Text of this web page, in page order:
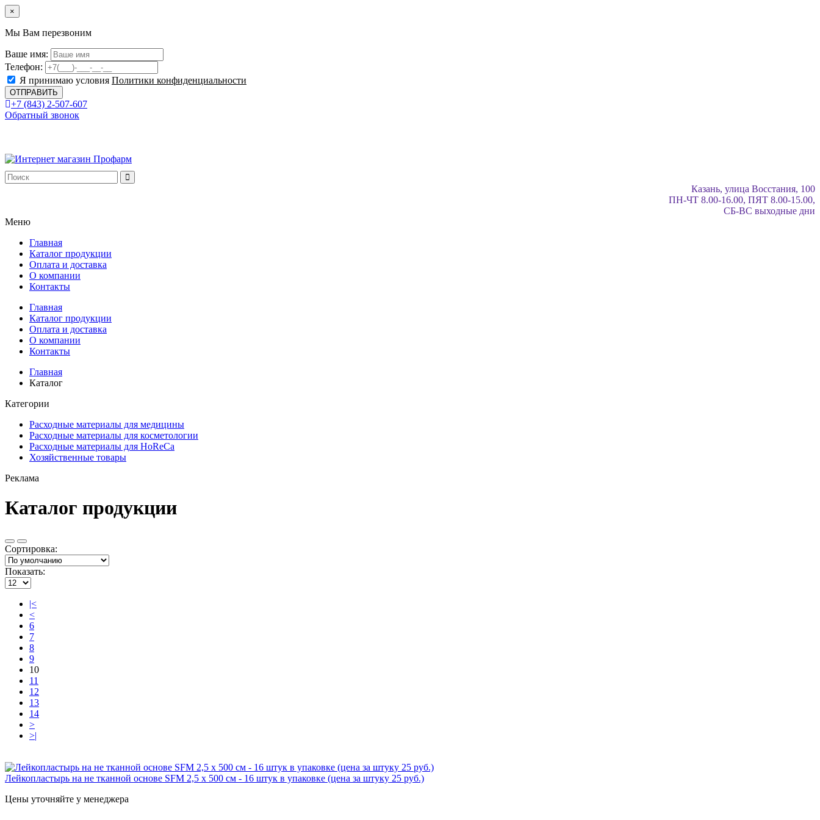
×
Мы Вам перезвоним
Ваше имя:
Телефон:
Я принимаю условия Политики конфиденциальности
+7 (843) 2-507-607
Обратный звонок
Казань, улица Восстания, 100
ПН-ЧТ 8.00-16.00, ПЯТ 8.00-15.00,
СБ-ВС выходные дни
Меню
Главная
Каталог продукции
Оплата и доставка
О компании
Контакты
Главная
Каталог продукции
Оплата и доставка
О компании
Контакты
Главная
Каталог
Категории
Расходные материалы для медицины
Расходные материалы для косметологии
Расходные материалы для HoReCa
Хозяйственные товары
Реклама
Каталог продукции
Сортировка:
Показать:
|<
<
6
7
8
9
10
11
12
13
14
>
>|
Лейкопластырь на не тканной основе SFM 2,5 х 500 см - 16 штук в упаковке (цена за штуку 25 руб.)
Цены уточняйте у менеджера